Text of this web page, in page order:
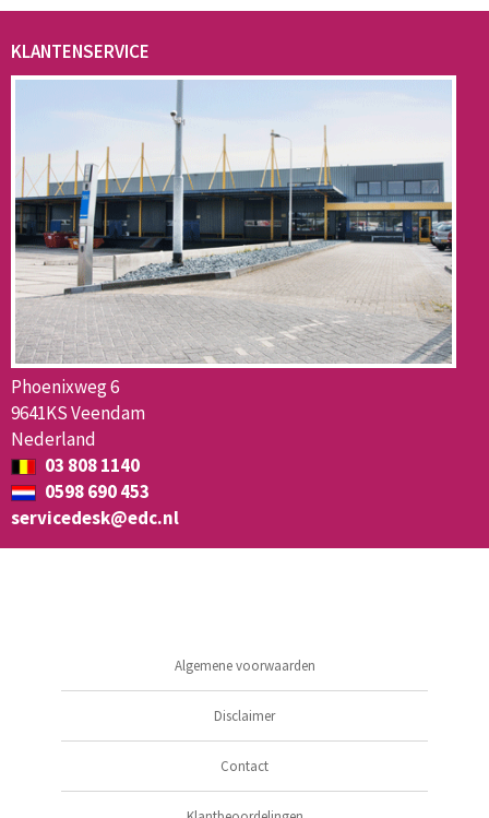
KLANTENSERVICE
Phoenixweg 6
9641KS Veendam
Nederland
03 808 1140
0598 690 453
servicedesk@edc.nl
Algemene voorwaarden
Disclaimer
Contact